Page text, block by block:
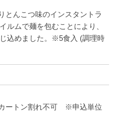
とんこつ味のインスタントラ
ルムで麺を包むことにより、
込めました。※5食入 (調理時
ートン割れ不可 ※申込単位